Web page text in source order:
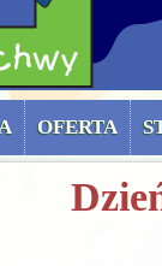
OFERTA